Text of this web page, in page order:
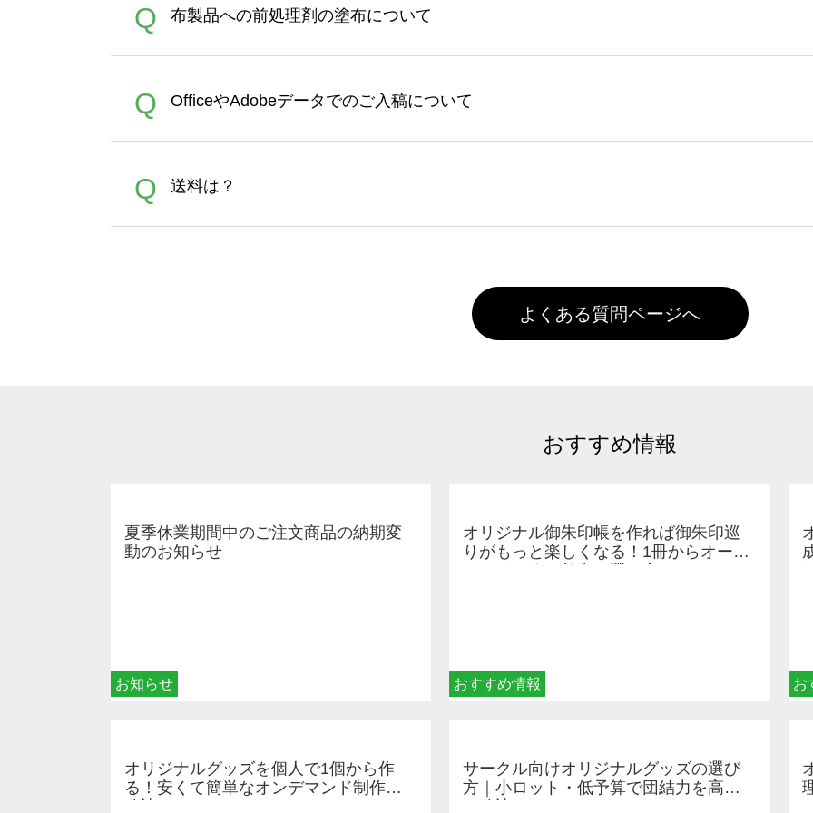
A
ポイントとして付与され、次回ご注文時に1ポイント＝1円としてお使いいただけます。ポイ
文時からご利用頂けます。ポイントの有効期限は一年間です。【会員ランク】過去10カ月の
れば、ランクにカウントがされません。
Q 布製品への前処理剤の塗布について
A
イト以外）のプリントは、濃色インクジェット印刷といって、プリントを定着させるための
品をお届けするため、処理剤は塗布されたままの状態で出荷を行っております。処理剤自体
文に関わらず、前処理剤が残った状態でお届けとなる場合がございます。※2 濃色は淡色に
Q OfficeやAdobeデータでのご入稿について
A
Adobeデータ(AI,PSD)で保存して頂き、デザインツール上にアップロードをお願い致します。
Q 送料は？
よくある質問ページへ
おすすめ情報
お知らせ
夏季休業期間中のご注文商品の納期変
動のお知らせ
おすすめ情報
オリジナル御朱印帳を作れば御朱印巡
りがもっと楽しくなる！1冊からオーダ
お
オリジナルグッズを個人で1個から作
る！安くて簡単なオンデマンド制作の
サークル向けオリジナルグッズの選び
方｜小ロット・低予算で団結力を高め